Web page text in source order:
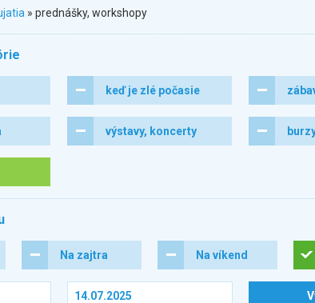
» prednášky, workshopy
keď je zlé počasie
výstavy, koncerty
Na zajtra Na víkend